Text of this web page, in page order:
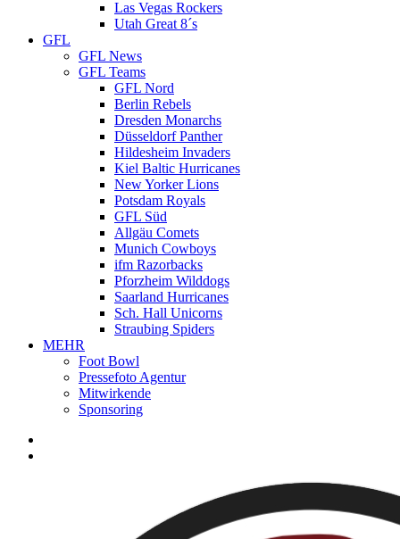
Las Vegas Rockers
Utah Great 8´s
GFL
GFL News
GFL Teams
GFL Nord
Berlin Rebels
Dresden Monarchs
Düsseldorf Panther
Hildesheim Invaders
Kiel Baltic Hurricanes
New Yorker Lions
Potsdam Royals
GFL Süd
Allgäu Comets
Munich Cowboys
ifm Razorbacks
Pforzheim Wilddogs
Saarland Hurricanes
Sch. Hall Unicorns
Straubing Spiders
MEHR
Foot Bowl
Pressefoto Agentur
Mitwirkende
Sponsoring